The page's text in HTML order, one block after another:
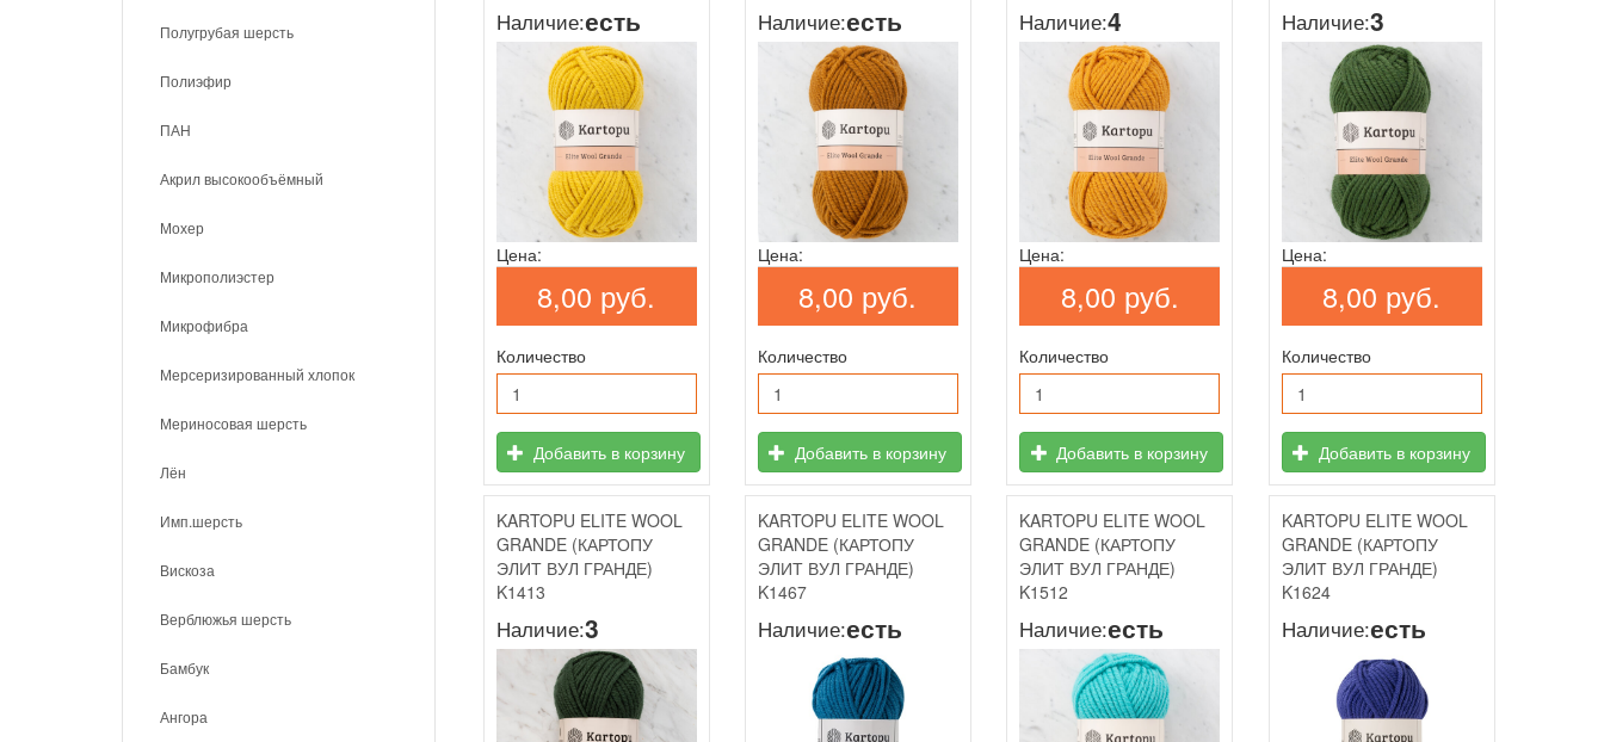
Полугрубая шерсть
Полиэфир
ПАН
Акрил высокообъёмный
Мохер
Микрополиэстер
Микрофибра
Мерсеризированный хлопок
Мериносовая шерсть
Лён
Имп.шерсть
Вискоза
Верблюжья шерсть
Бамбук
Ангора
Наличие:есть
Цена:
8,00 руб.
Количество
Добавить в корзину
Наличие:есть
Цена:
8,00 руб.
Количество
Добавить в корзину
Наличие:4
Цена:
8,00 руб.
Количество
Добавить в корзину
Наличие:3
Цена:
8,00 руб.
Количество
Добавить в корзину
KARTOPU ELITE WOOL
GRANDE (КАРТОПУ
ЭЛИТ ВУЛ ГРАНДЕ)
K1413
Наличие:3
KARTOPU ELITE WOOL
GRANDE (КАРТОПУ
ЭЛИТ ВУЛ ГРАНДЕ)
K1467
Наличие:есть
KARTOPU ELITE WOOL
GRANDE (КАРТОПУ
ЭЛИТ ВУЛ ГРАНДЕ)
K1512
Наличие:есть
KARTOPU ELITE WOOL
GRANDE (КАРТОПУ
ЭЛИТ ВУЛ ГРАНДЕ)
K1624
Наличие:есть